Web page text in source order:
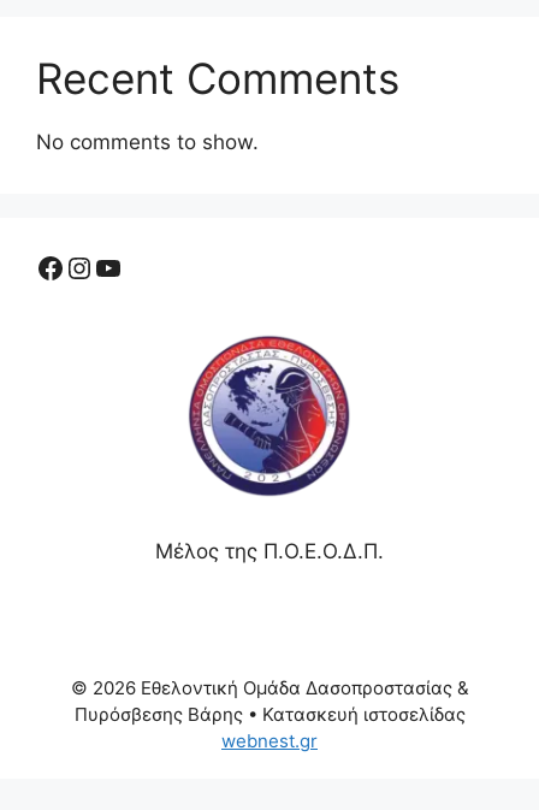
Recent Comments
No comments to show.
Μέλος της Π.Ο.Ε.Ο.Δ.Π.
© 2026 Εθελοντική Ομάδα Δασοπροστασίας &
Πυρόσβεσης Βάρης• Κατασκευή ιστοσελίδας
webnest.gr